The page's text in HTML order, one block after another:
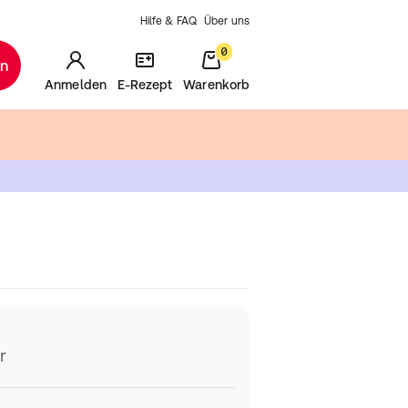
Hilfe & FAQ Über uns
Anmelden E-Rezept
0
Warenkorb